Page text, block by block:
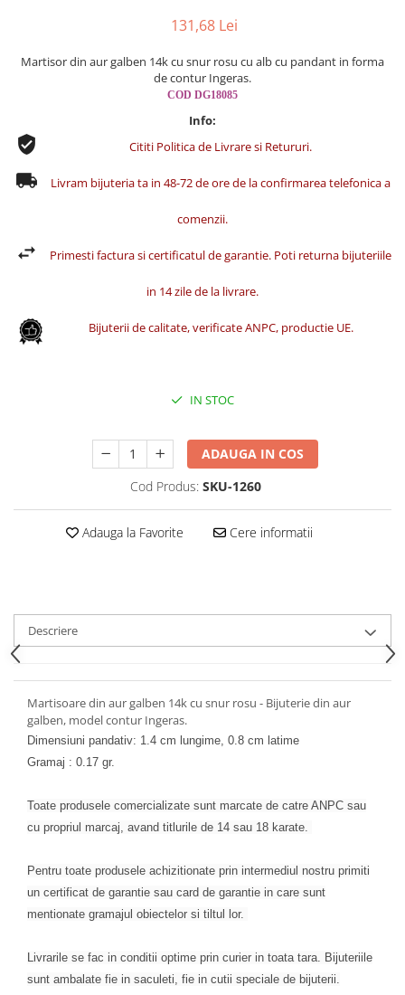
Cercei din aur tortite
131,68 Lei
Martisor din aur galben 14k cu snur rosu cu alb cu pandant in forma
de contur Ingeras.
COD DG18085
Info:
Cititi Politica de Livrare si Retururi.
Livram bijuteria ta in 48-72 de ore de la confirmarea telefonica a
comenzii.
Primesti factura si certificatul de garantie. Poti returna bijuteriile
in 14 zile de la livrare.
Bijuterii de calitate, verificate ANPC, productie UE.
IN STOC
ADAUGA IN COS
Cod Produs: SKU-1260
Adauga la Favorite Cere informatii
Descriere
Martisoare din aur galben 14k cu snur rosu - Bijuterie din aur
galben, model contur Ingeras.
Dimensiuni pandativ: 1.4 cm lungime, 0.8 cm latime
Gramaj : 0.17 gr.
Toate produsele comercializate sunt marcate de catre ANPC sau
cu propriul marcaj, avand titlurile de 14 sau 18 karate.
Pentru toate produsele achizitionate prin intermediul nostru primiti
un certificat de garantie sau card de garantie in care sunt
mentionate gramajul obiectelor si tiltul lor.
Livrarile se fac in conditii optime prin curier in toata tara. Bijuteriile
sunt ambalate fie in saculeti, fie in cutii speciale de bijuterii.